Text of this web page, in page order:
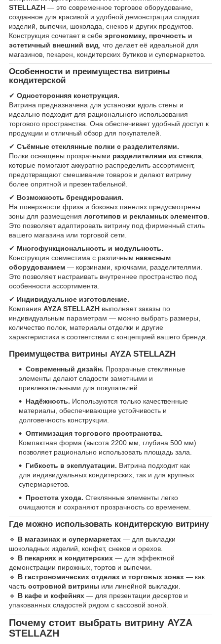
STELLAZH — это современное торговое оборудование,
созданное для красивой и удобной демонстрации сладких
изделий, выпечки, шоколада, снеков и других продуктов.
Конструкция сочетает в себе эргономику, прочность и
эстетичный внешний вид, что делает её идеальной для
магазинов, пекарен, кондитерских бутиков и супермаркетов.
Особенности и преимущества витрины
кондитерской
✔ Односторонняя конструкция.
Витрина предназначена для установки вдоль стены и
идеально подходит для рационального использования
торгового пространства. Она обеспечивает удобный доступ к
продукции и отличный обзор для покупателей.
✔ Съёмные стеклянные полки с разделителями.
Полки оснащены прозрачными разделителями из стекла,
которые помогают аккуратно распределить ассортимент,
предотвращают смешивание товаров и делают витрину
более опрятной и презентабельной.
✔ Возможность брендирования.
На поверхности фриза и боковых панелях предусмотрены
зоны для размещения логотипов и рекламных элементов.
Это позволяет адаптировать витрину под фирменный стиль
вашего магазина или торговой сети.
✔ Многофункциональность и модульность.
Конструкция совместима с различным навесным
оборудованием — корзинами, крючками, разделителями.
Это позволяет настраивать внутреннее пространство под
особенности ассортимента.
✔ Индивидуальное изготовление.
Компания AYZA STELLAZH выполняет заказы по
индивидуальным параметрам — можно выбрать размеры,
количество полок, материалы отделки и другие
характеристики в соответствии с концепцией вашего бренда.
Преимущества витрины AYZA STELLAZH
Современный дизайн. Прозрачные стеклянные
элементы делают сладости заметными и
привлекательными для покупателей.
Надёжность. Используются только качественные
материалы, обеспечивающие устойчивость и
долговечность конструкции.
Оптимизация торгового пространства.
Компактная форма (высота 2200 мм, глубина 500 мм)
позволяет рационально использовать площадь зала.
Гибкость в эксплуатации. Витрина подходит как
для индивидуальных кондитерских, так и для крупных
супермаркетов.
Простота ухода. Стеклянные элементы легко
очищаются и сохраняют прозрачность со временем.
Где можно использовать кондитерскую витрину
🔹 В магазинах и супермаркетах — для выкладки
шоколадных изделий, конфет, снеков и орехов.
🔹 В пекарнях и кондитерских — для эффектной
демонстрации пирожных, тортов и выпечки.
🔹 В гастрономических отделах и торговых зонах — как
часть островной витрины или линейной выкладки.
🔹 В кафе и кофейнях — для презентации десертов и
упакованных сладостей рядом с кассовой зоной.
Почему стоит выбрать витрину AYZA
STELLAZH